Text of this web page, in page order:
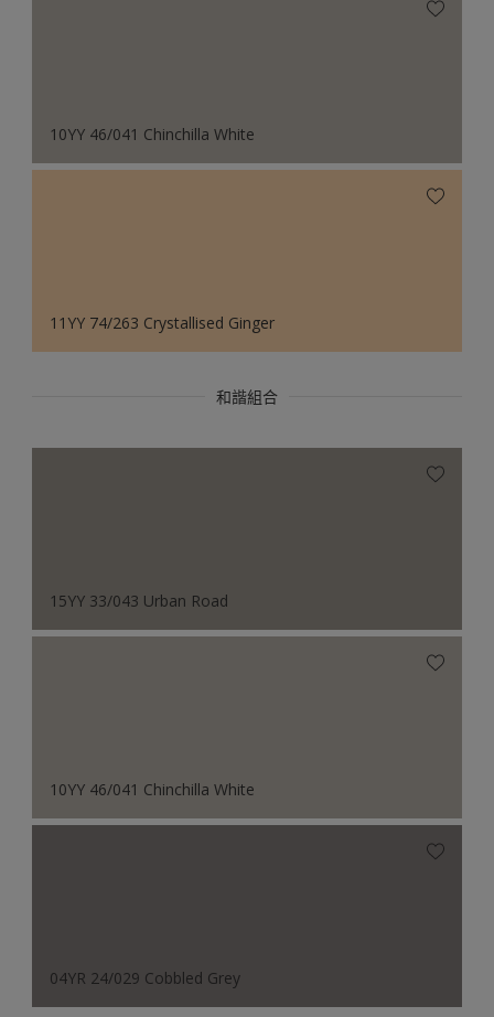
10YY 46/041 Chinchilla White
11YY 74/263 Crystallised Ginger
和諧組合
15YY 33/043 Urban Road
10YY 46/041 Chinchilla White
04YR 24/029 Cobbled Grey